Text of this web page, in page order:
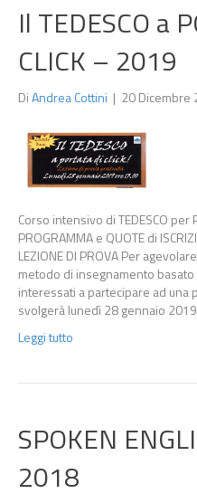
Il TEDESCO a
CLICK – 2019
DiAndrea Cottini | 20 Dicembre
Corso intensivo di TEDESCO per
PROGRAMMA e QUOTE di
LEZIONE DI PROVA Per
metodo di insegnamento
interessati a partecipare ad una
svolgerà lunedì 28 gennaio
Leggi tutto
SPOKEN
2018